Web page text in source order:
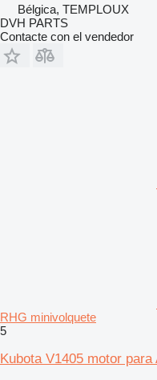
Bélgica, TEMPLOUX
DVH PARTS
Contacte con el vendedor
RHG minivolquete
5
Kubota V1405 motor